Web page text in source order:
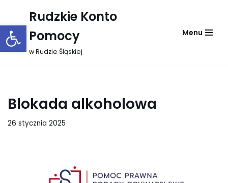
Otwórz pasek narzędzi
Przejdź
do
treści
Rudzkie Konto
Pomocy
w Rudzie Śląskiej
Menu
Blokada alkoholowa
26 stycznia 2025